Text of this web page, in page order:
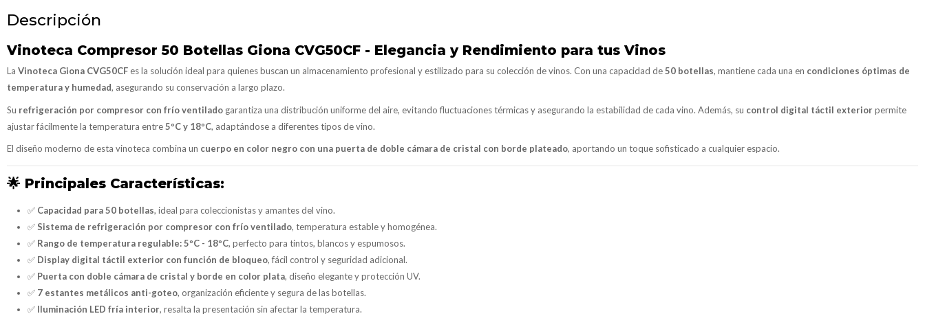
Descripción
Vinoteca Compresor 50 Botellas Giona CVG50CF - Elegancia y Rendimiento para tus Vinos
La Vinoteca Giona CVG50CF es la solución ideal para quienes buscan un almacenamiento profesional y estilizado para su colección de vinos. Con una capacidad de50 botellas, mantiene cada una en condiciones óptimas de
temperatura y humedad, asegurando su conservación a largo plazo.
Su refrigeración por compresor con frío ventilado garantiza una distribución uniforme del aire, evitando fluctuaciones térmicas y asegurando la estabilidad de cada vino. Además, su control digital táctil exteriorpermite
ajustar fácilmente la temperatura entre5ºC y 18ºC, adaptándose a diferentes tipos de vino.
El diseño moderno de esta vinoteca combina un cuerpo en color negro con una puerta de doble cámara de cristal con borde plateado, aportando un toque sofisticado a cualquier espacio.
🌟 Principales Características:
✅ Capacidad para 50 botellas, ideal para coleccionistas y amantes del vino.
✅Sistema de refrigeración por compresor con frío ventilado, temperatura estable y homogénea.
✅ Rango de temperatura regulable:5ºC - 18ºC, perfecto para tintos, blancos y espumosos.
✅ Display digital táctil exterior con función de bloqueo, fácil control y seguridad adicional.
✅ Puerta con doble cámara de cristal y borde en color plata, diseño elegante y protección UV.
✅ 7 estantes metálicos anti-goteo, organización eficiente y segura de las botellas.
✅ Iluminación LED fría interior, resalta la presentación sin afectar la temperatura.